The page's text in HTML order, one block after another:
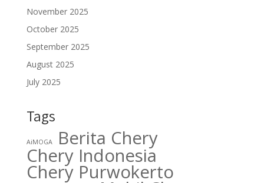
November 2025
October 2025
September 2025
August 2025
July 2025
Tags
AiMOGA Berita Chery
Chery Indonesia
Chery Purwokerto